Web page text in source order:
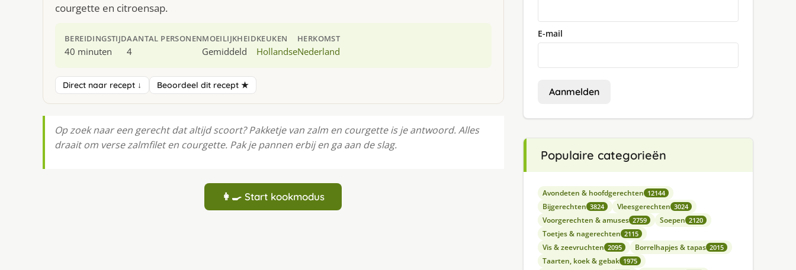
courgette en citroensap.
BEREIDINGSTIJD
40 minuten
AANTAL PERSONEN
4
MOEILIJKHEID
Gemiddeld
KEUKEN
Hollandse
HERKOMST
Nederland
Direct naar recept ↓ Beoordeel dit recept ★
Op zoek naar een gerecht dat altijd scoort? Pakketje van zalm en courgette is je antwoord. Alles
draait om verse zalmfilet en courgette. Pak je pannen erbij en ga aan de slag.
👩‍🍳 Start kookmodus
E-mail
Aanmelden
Populaire categorieën
Avondeten & hoofdgerechten 12144
Bijgerechten 3824 Vleesgerechten 3024
Voorgerechten & amuses 2759 Soepen 2120
Toetjes & nagerechten 2115
Vis & zeevruchten 2095 Borrelhapjes & tapas 2015
Taarten, koek & gebak 1975